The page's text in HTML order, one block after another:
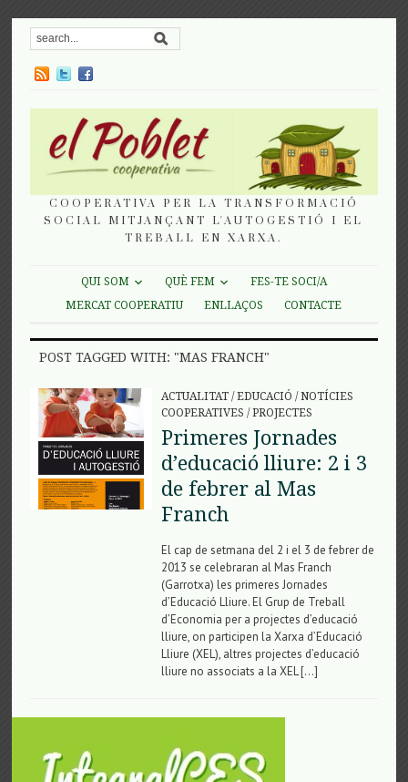
COOPERATIVA PER LA TRANSFORMACIÓ
SOCIAL MITJANÇANT L'AUTOGESTIÓ I EL
TREBALL EN XARXA.
QUI SOM QUÈ FEM
FES-TE SOCI/A
MERCAT COOPERATIU
ENLLAÇOS CONTACTE
POST TAGGED WITH: "MAS FRANCH"
ACTUALITAT/EDUCACIÓ /NOTÍCIES
COOPERATIVES /PROJECTES
Primeres Jornades
d’educació lliure: 2 i 3
de febrer al Mas
Franch
El cap de setmana del 2 i el 3 de febrer de
2013 se celebraran al Mas Franch
(Garrotxa) les primeres Jornades
d’Educació Lliure. El Grup de Treball
d’Economia per a projectes d’educació
lliure, on participen la Xarxa d’Educació
Lliure (XEL), altres projectes d’educació
lliure no associats a la XEL […]